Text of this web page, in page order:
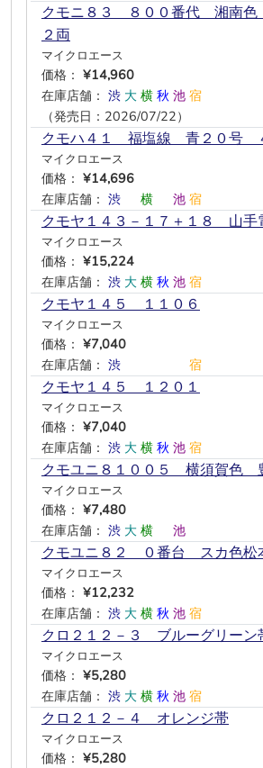
クモニ８３ ８００番代 湘南
２両
マイクロエース
価格： ¥14,960
在庫店舗： 渋 大 横 秋 池 宿
（発売日：2026/07/22）
クモハ４１ 福塩線 青２０号
マイクロエース
価格： ¥14,696
在庫店舗： 渋 横 池 宿
クモヤ１４３－１７＋１８ 山
マイクロエース
価格： ¥15,224
在庫店舗： 渋 大 横 秋 池 宿
クモヤ１４５ １１０６
マイクロエース
価格： ¥7,040
在庫店舗： 渋 宿
クモヤ１４５ １２０１
マイクロエース
価格： ¥7,040
在庫店舗： 渋 大 横 秋 池 宿
クモユニ８１００５ 横須賀色
マイクロエース
価格： ¥7,480
在庫店舗： 渋 大 横 池
クモユニ８２ ０番台 スカ色松
マイクロエース
価格： ¥12,232
在庫店舗： 渋 大 横 秋 池 宿
クロ２１２－３ ブルーグリーン
マイクロエース
価格： ¥5,280
在庫店舗： 渋 大 横 秋 池 宿
クロ２１２－４ オレンジ帯
マイクロエース
価格： ¥5,280